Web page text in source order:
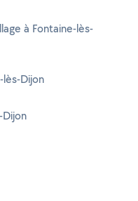
à Fontaine-lès-
Dijon